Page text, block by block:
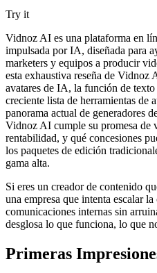
Try it
Vidnoz AI es una plataforma en
impulsada por IA, diseñada para
marketers y equipos a producir
esta exhaustiva reseña de Vidnoz
avatares de IA, la función de
creciente lista de herramientas de
panorama actual de generadores
Vidnoz AI cumple su promesa de
rentabilidad, y qué concesiones
los paquetes de edición
gama alta.
Si eres un creador de contenido
una empresa que intenta escalar
comunicaciones internas sin
desglosa lo que funciona, lo que
Primeras